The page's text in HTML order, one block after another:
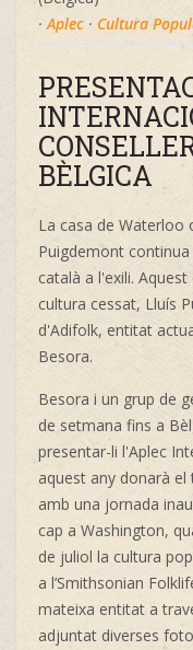
·Aplec · Cultura
BÈLGICA
La casa de Waterloo
Puigdemont
català a l'exili.
cultura cessat, Lluís
d'Adifolk, entitat
Besora.
Besora i un grup de
de setmana fins a
presentar-li l'Aplec
aquest any donarà
amb una jornada
cap a Washington,
de juliol la cultura
a l’Smithsonian
mateixa entitat a
adjuntat diverses